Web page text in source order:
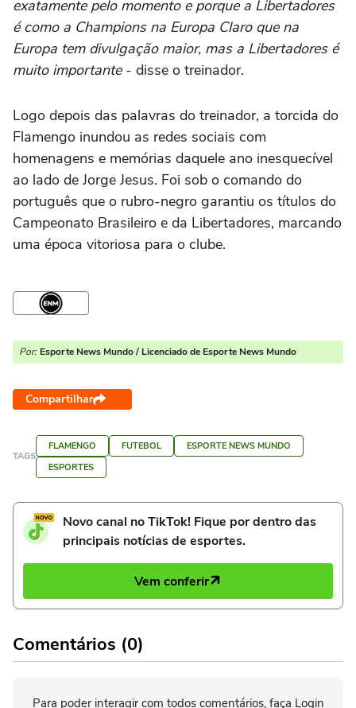
exatamente pelo momento e porque a Libertadores
é como a Champions na Europa Claro que na
Europa tem divulgação maior, mas a Libertadores é
muito importante- disse o treinador.
Logo depois das palavras do treinador, a torcida do
Flamengo inundou as redes sociais com
homenagens e memórias daquele ano inesquecível
ao lado de Jorge Jesus. Foi sob o comando do
português que o rubro-negro garantiu os títulos do
Campeonato Brasileiro e da Libertadores, marcando
uma época vitoriosa para o clube.
Por: Esporte News Mundo / Licenciado de Esporte News Mundo
Compartilhar
TAGS
FLAMENGO FUTEBOL
ESPORTE NEWS MUNDO
ESPORTES
Novo canal no TikTok! Fique por dentro das
principais notícias de esportes.
Vem conferir
Comentários (0)
Para poder interagir com todos comentários, faça Login